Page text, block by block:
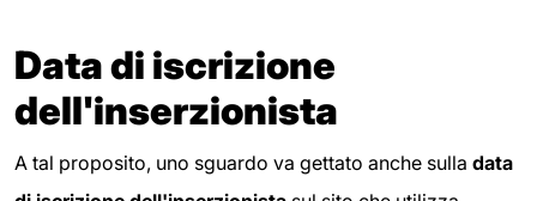
Data di iscrizione
dell'inserzionista
A tal proposito, uno sguardo va gettato anche sulla data